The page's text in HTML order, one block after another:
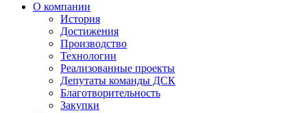
О компании
История
Достижения
Производство
Технологии
Реализованные проекты
Депутаты команды ДСК
Благотворительность
Закупки